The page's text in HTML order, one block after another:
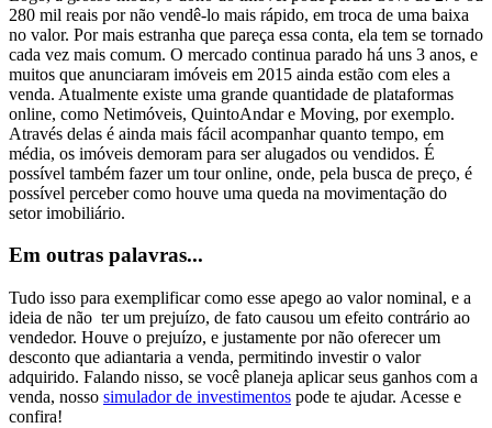
280 mil reais por não vendê-lo mais rápido, em troca de uma baixa
no valor. Por mais estranha que pareça essa conta, ela tem se tornado
cada vez mais comum. O mercado continua parado há uns 3 anos, e
muitos que anunciaram imóveis em 2015 ainda estão com eles a
venda. Atualmente existe uma grande quantidade de plataformas
online, como Netimóveis, QuintoAndar e Moving, por exemplo.
Através delas é ainda mais fácil acompanhar quanto tempo, em
média, os imóveis demoram para ser alugados ou vendidos. É
possível também fazer um tour online, onde, pela busca de preço, é
possível perceber como houve uma queda na movimentação do
setor imobiliário.
Em outras palavras...
Tudo isso para exemplificar como esse apego ao valor nominal, e a
ideia de não ter um prejuízo, de fato causou um efeito contrário ao
vendedor. Houve o prejuízo, e justamente por não oferecer um
desconto que adiantaria a venda, permitindo investir o valor
adquirido. Falando nisso, se você planeja aplicar seus ganhos com a
venda, nosso simulador de investimentos pode te ajudar. Acesse e
confira!